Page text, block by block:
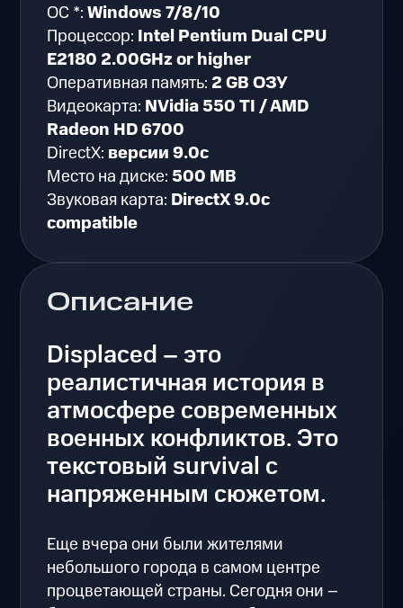
Описание
Displaced – это
реалистичная история в
атмосфере современных
военных конфликтов. Это
текстовый survival с
напряженным сюжетом.
Еще вчера они были жителями
небольшого города в самом центре
процветающей страны. Сегодня они –
ОС *:Windows 7/8/10
Процессор: Intel Pentium Dual CPU
E2180 2.00GHz or higher
Оперативная память: 2 GB ОЗУ
Видеокарта: NVidia 550 TI / AMD
Radeon HD 6700
DirectX: версии 9.0c
Место на диске:500 MB
Звуковая карта: DirectX 9.0c
compatible